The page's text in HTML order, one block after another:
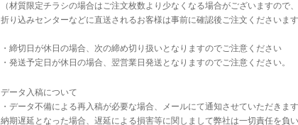
（材質限定チラシの場合はご注文枚数より少なくなる場合がございますので
折り込みセンターなどに直送されるお客様は事前に確認後ご注文くださいま
・締切日が休日の場合、次の締め切り扱いとなりますのでご注意ください
・発送予定日が休日の場合、翌営業日発送となりますのでご注意ください。
データ入稿について
・データ不備による再入稿が必要な場合、メールにて通知させていただきま
納期遅延となった場合、遅延による損害等に関しまして弊社は一切責任を負